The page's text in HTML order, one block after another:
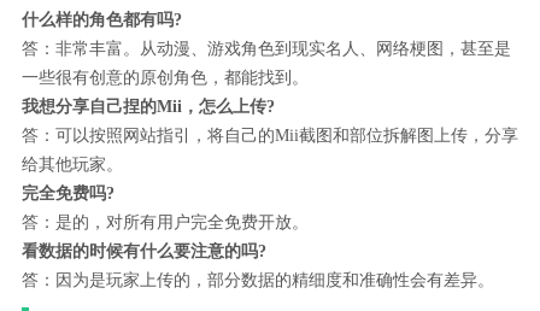
什么样的角色都有吗?
答：非常丰富。从动漫、游戏角色到现实名人、网络梗图，甚至是
一些很有创意的原创角色，都能找到。
我想分享自己捏的Mii，怎么上传?
答：可以按照网站指引，将自己的Mii截图和部位拆解图上传，分享
给其他玩家。
完全免费吗?
答：是的，对所有用户完全免费开放。
看数据的时候有什么要注意的吗?
答：因为是玩家上传的，部分数据的精细度和准确性会有差异。